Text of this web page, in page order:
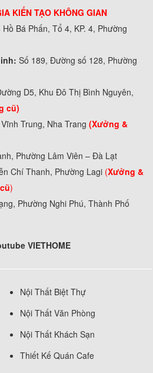
KIẾN TẠO KHÔNG GIAN
Hồ Bá Phấn, Tổ 4, KP. 4, Phường
Số 189, Đường số 128, Phường
D5, Khu Đô Thị Bình Nguyên,
cũ)
Trung, Nha Trang (Xưởng &
Phường Lâm Viên – Đà Lạt
Chí Thanh, Phường Lagi (Xưởng &
)
Phường Nghi Phú, Thành Phố
VIETHOME
Nội Thất Biệt Thự
Nội Thất Văn Phòng
Nội Thất Khách Sạn
Thiết Kế Quán Cafe